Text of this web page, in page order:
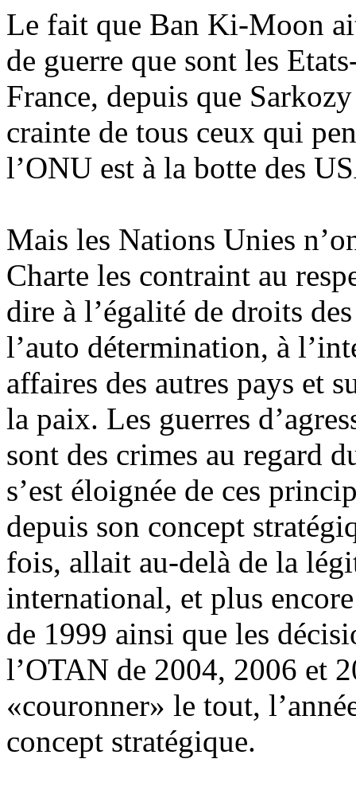
Le fait que Ban Ki-Moon
de guerre que sont les
France, depuis que
crainte de tous ceux qui
l’ONU est à la botte des
Mais les Nations Unies
Charte les contraint au
dire à l’égalité de droits
l’auto détermination, à
affaires des autres pays et
la paix. Les guerres
sont des crimes au regard
s’est éloignée de ces
depuis son concept
fois, allait au-delà de la
international, et plus
de 1999 ainsi que les
l’OTAN de 2004, 2006 et
«couronner» le tout,
concept stratégique.